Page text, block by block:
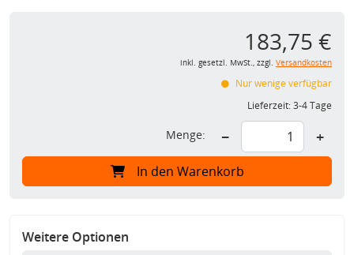
183,75 €
inkl. gesetzl. MwSt., zzgl. Versandkosten
Nur wenige verfügbar
Lieferzeit:3-4 Tage
Menge: − +
In den Warenkorb
Weitere Optionen